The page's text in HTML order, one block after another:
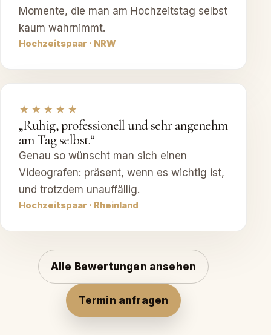
Momente, die man am Hochzeitstag selbst
kaum wahrnimmt.
Hochzeitspaar · NRW
★★★★★
„Ruhig, professionell und sehr angenehm
am Tag selbst.“
Genau so wünscht man sich einen
Videografen: präsent, wenn es wichtig ist,
und trotzdem unauffällig.
Hochzeitspaar · Rheinland
Alle Bewertungen ansehen
Termin anfragen